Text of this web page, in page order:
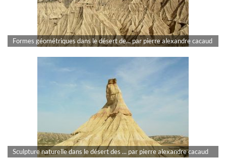
Formes géométriques dans le désert de... par pierre alexandre cacaud
Sculpture naturelle dans le désert des ... par pierre alexandre cacaud